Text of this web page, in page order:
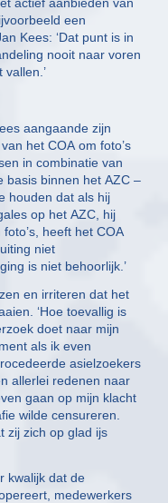
een
Kees: ‘Dat punt is in
nooit naar voren
aangaande zijn
het COA om foto’s
in combinatie van
basis binnen het AZC –
houden dat als hij
op het AZC, hij
heeft het COA
niet
is niet behoorlijk.’
en irriteren dat het
‘Hoe toevallig is
doet naar mijn
als ik even
asielzoekers
allerlei redenen naar
gaan op mijn klacht
wilde censureren.
zij zich op glad ijs
kwalijk dat de
medewerkers